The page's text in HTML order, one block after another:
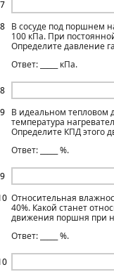
7
8
8
В сосуде под поршнем
100 кПа. При
Определите давление
Ответ: _____ кПа.
9
9
В идеальном тепловом
температура
Определите КПД этого
Ответ: _____ %.
Относительная
40%. Какой станет
движения поршня при
Ответ: _____ %.